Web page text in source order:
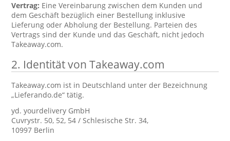
Vertrag: Eine Vereinbarung zwischen dem Kunden und
dem Geschäft bezüglich einer Bestellung inklusive
Lieferung oder Abholung der Bestellung. Parteien des
Vertrags sind der Kunde und das Geschäft, nicht jedoch
Takeaway.com.
2. Identität von Takeaway.com
Takeaway.com ist in Deutschland unter der Bezeichnung
„Lieferando.de“ tätig.
yd. yourdelivery GmbH
Cuvrystr. 50, 52, 54 / Schlesische Str. 34,
10997 Berlin